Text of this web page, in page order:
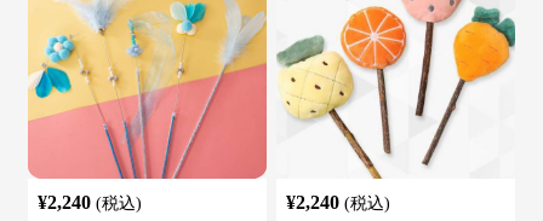
¥2,240 (税込) ¥2,240 (税込)